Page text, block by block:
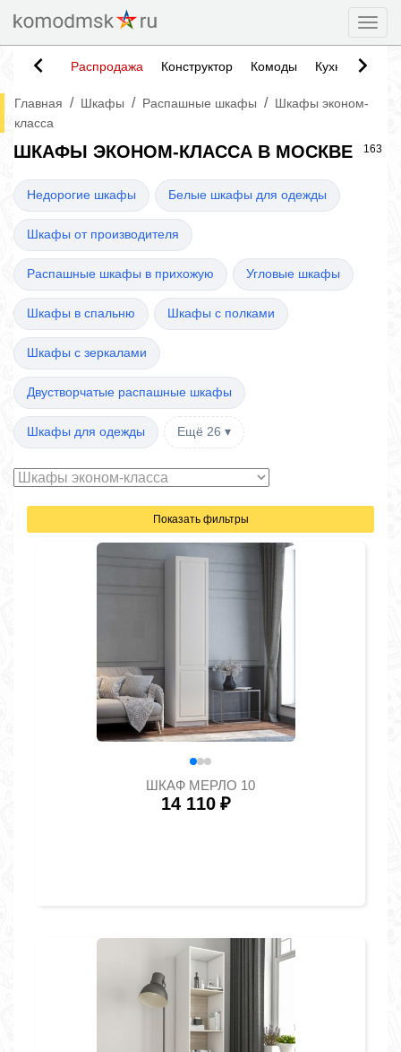
Распродажа Конструктор Комоды Кухни
Главная / Шкафы / Распашные шкафы / Шкафы эконом-
класса
ШКАФЫ ЭКОНОМ-КЛАССА В МОСКВЕ 163
Недорогие шкафы Белые шкафы для одежды
Шкафы от производителя
Распашные шкафы в прихожую Угловые шкафы
Шкафы в спальню Шкафы с полками
Шкафы с зеркалами
Двустворчатые распашные шкафы
Шкафы для одежды Ещё 26 ▾
Показать фильтры
ШКАФ МЕРЛО 10
14 110 ₽